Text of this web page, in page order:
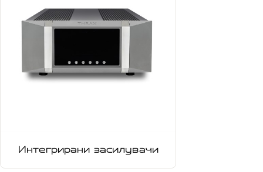
Интегрирани засилувачи